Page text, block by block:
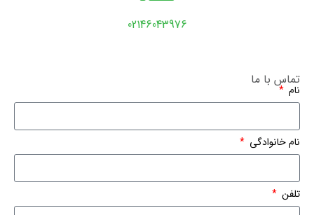
02146043976
تماس با ما
نام
نام خانوادگی
تلفن